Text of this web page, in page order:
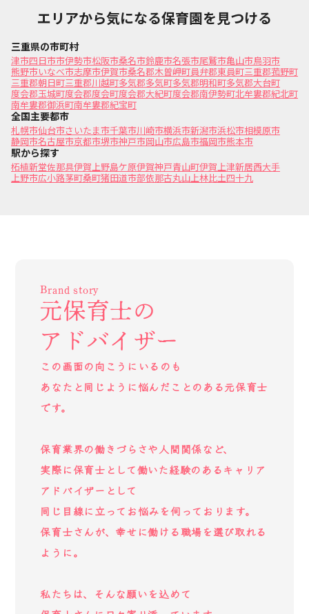
エリアから気になる保育園を見つける
三重県の市町村
津市四日市市伊勢市松阪市桑名市鈴鹿市名張市尾鷲市亀山市鳥羽市
熊野市いなべ市志摩市伊賀市桑名郡木曽岬町員弁郡東員町三重郡菰野町
三重郡朝日町三重郡川越町多気郡多気町多気郡明和町多気郡大台町
度会郡玉城町度会郡度会町度会郡大紀町度会郡南伊勢町北牟婁郡紀北町
南牟婁郡御浜町南牟婁郡紀宝町
全国主要都市
札幌市仙台市さいたま市千葉市川崎市横浜市新潟市浜松市相模原市
静岡市名古屋市京都市堺市神戸市岡山市広島市福岡市熊本市
駅から探す
柘植新堂佐那具伊賀上野島ケ原伊賀神戸青山町伊賀上津新居西大手
上野市広小路茅町桑町猪田道市部依那古丸山上林比土四十九
Brand story
元保育士の
アドバイザー
この画面の向こうにいるのも
あなたと同じように悩んだことのある元保育士
です。
保育業界の働きづらさや人間関係など、
実際に保育士として働いた経験のあるキャリア
アドバイザーとして
同じ目線に立ってお悩みを伺っております。
保育士さんが、幸せに働ける職場を選び取れる
ように。
私たちは、そんな願いを込めて